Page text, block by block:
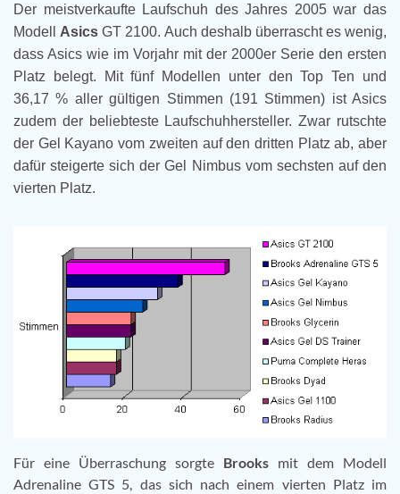
Der meistverkaufte Laufschuh des Jahres 2005 war das
Modell Asics GT 2100. Auch deshalb überrascht es wenig,
dass Asics wie im Vorjahr mit der 2000er Serie den ersten
Platz belegt. Mit fünf Modellen unter den Top Ten und
36,17 % aller gültigen Stimmen (191 Stimmen) ist Asics
zudem der beliebteste Laufschuhhersteller. Zwar rutschte
der Gel Kayano vom zweiten auf den dritten Platz ab, aber
dafür steigerte sich der Gel Nimbus vom sechsten auf den
vierten Platz.
Für eine Überraschung sorgte Brooks mit dem Modell
Adrenaline GTS 5, das sich nach einem vierten Platz im